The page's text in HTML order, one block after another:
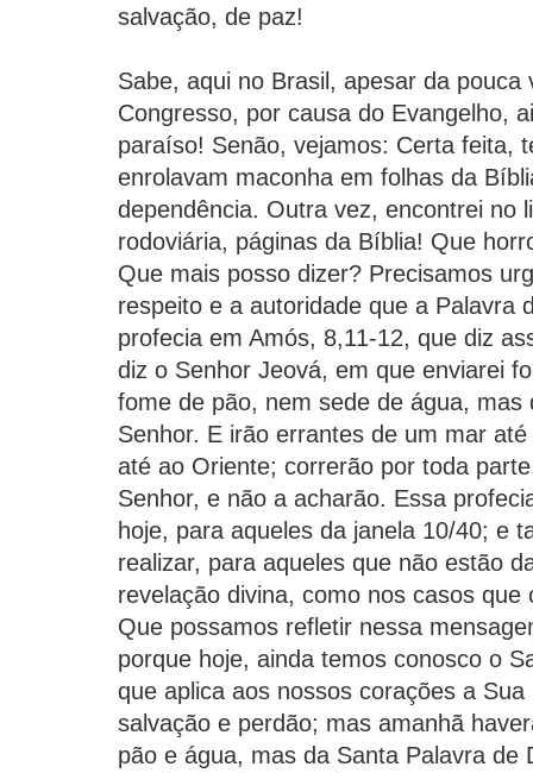
salvação, de paz!
Sabe, aqui no Brasil, apesar da pouca
Congresso, por causa do Evangelho,
paraíso! Senão, vejamos: Certa feita,
enrolavam maconha em folhas da
dependência. Outra vez, encontrei no
rodoviária, páginas da Bíblia! Que
Que mais posso dizer? Precisamos
respeito e a autoridade que a Palavra
profecia em Amós, 8,11-12, que diz
diz o Senhor Jeová, em que enviarei
fome de pão, nem sede de água, mas
Senhor. E irão errantes de um mar
até ao Oriente; correrão por toda
Senhor, e não a acharão. Essa
hoje, para aqueles da janela 10/40; e
realizar, para aqueles que não estão
revelação divina, como nos casos que
Que possamos refletir nessa
porque hoje, ainda temos conosco o
que aplica aos nossos corações a
salvação e perdão; mas amanhã
pão e água, mas da Santa Palavra de